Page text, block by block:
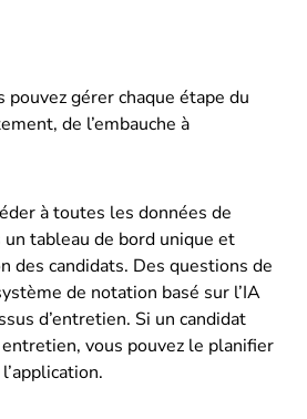
pouvez gérer chaque étape du
de l’embauche à
à toutes les données de
tableau de bord unique et
des candidats. Des questions de
de notation basé sur l’IA
d’entretien. Si un candidat
vous pouvez le planifier